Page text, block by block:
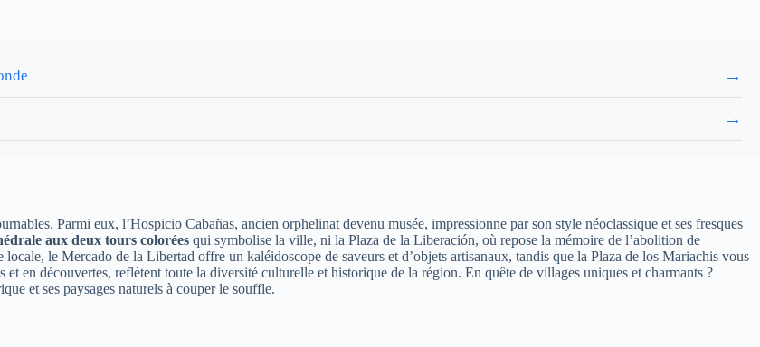
→
→
Parmi eux, l’Hospicio Cabañas, ancien orphelinat devenu musée, impressionne par son style néoclassique et ses fresques
aux deux tours colorées qui symbolise la ville, ni la Plaza de la Liberación, où repose la mémoire de l’abolition de
le Mercado de la Libertad offre un kaléidoscope de saveurs et d’objets artisanaux, tandis que la Plaza de los Mariachis vous
en découvertes, reflètent toute la diversité culturelle et historique de la région. En quête de villages uniques et charmants ?
et ses paysages naturels à couper le souffle.